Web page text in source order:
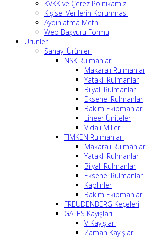
KVKK ve Çerez Politikamız
Kişisel Verilerin Korunması
Aydınlatma Metni
Web Başvuru Formu
Ürünler
Sanayi Ürünleri
NSK Rulmanları
Makaralı Rulmanlar
Yataklı Rulmanlar
Bilyalı Rulmanlar
Eksenel Rulmanlar
Bakım Ekipmanları
Lineer Üniteler
Vidalı Miller
TIMKEN Rulmanları
Makaralı Rulmanlar
Yataklı Rulmanlar
Bilyalı Rulmanlar
Eksenel Rulmanlar
Kaplinler
Bakım Ekipmanları
FREUDENBERG Keçeleri
GATES Kayışları
V Kayışları
Zaman Kayışları